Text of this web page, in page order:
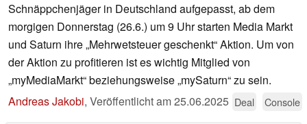
Schnäppchenjäger in Deutschland aufgepasst, ab dem
morgigen Donnerstag (26.6.) um 9 Uhr starten Media Markt
und Saturn ihre „Mehrwetsteuer geschenkt“ Aktion. Um von
der Aktion zu profitieren ist es wichtig Mitglied von
„myMediaMarkt“ beziehungsweise „mySaturn“ zu sein.
Andreas Jakobi, Veröffentlicht am25.06.2025 Deal Console